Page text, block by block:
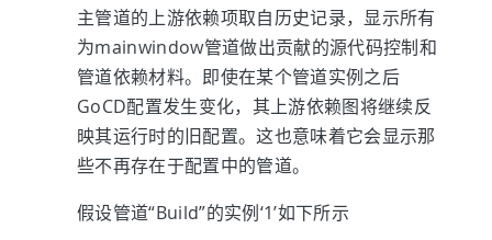
主管道的上游依赖项取自历史记录，显示所有
为mainwindow管道做出贡献的源代码控制和
管道依赖材料。即使在某个管道实例之后
GoCD配置发生变化，其上游依赖图将继续反
映其运行时的旧配置。这也意味着它会显示那
些不再存在于配置中的管道。
假设管道“Build”的实例‘1’如下所示